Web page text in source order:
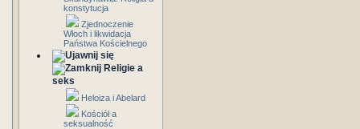
konstytucja
Zjednoczenie
Włoch i likwidacja
Państwa Kościelnego
Religie a
seks
Heloiza i Abelard
Kościół a
seksualność